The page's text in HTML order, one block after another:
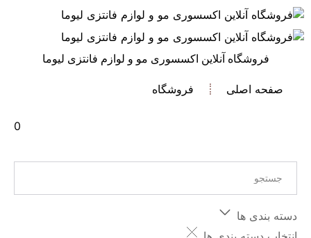
فروشگاه آنلاین اکسسوری مو و لوازم فانتزی لیوما
صفحه اصلی فروشگاه
0
دسته بندی ها